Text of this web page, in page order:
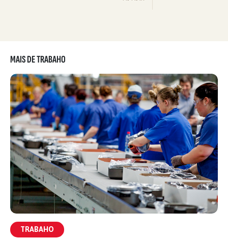
MAIS DE TRABAHO
TRABAHO